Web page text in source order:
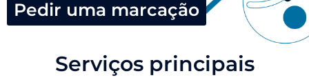
Pedir uma marcação
Serviços principais